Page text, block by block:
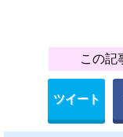
この記
ツイート